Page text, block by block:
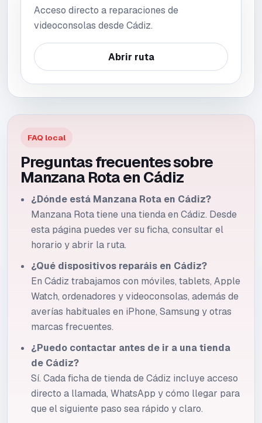
Acceso directo a reparaciones de
videoconsolas desde Cádiz.
Abrir ruta
FAQ local
Preguntas frecuentes sobre
Manzana Rota en Cádiz
¿Dónde está Manzana Rota en Cádiz?
Manzana Rota tiene una tienda en Cádiz. Desde
esta página puedes ver su ficha, consultar el
horario y abrir la ruta.
¿Qué dispositivos reparáis en Cádiz?
En Cádiz trabajamos con móviles, tablets, Apple
Watch, ordenadores y videoconsolas, además de
averías habituales en iPhone, Samsung y otras
marcas frecuentes.
¿Puedo contactar antes de ir a una tienda
de Cádiz?
Sí. Cada ficha de tienda de Cádiz incluye acceso
directo a llamada, WhatsApp y cómo llegar para
que el siguiente paso sea rápido y claro.